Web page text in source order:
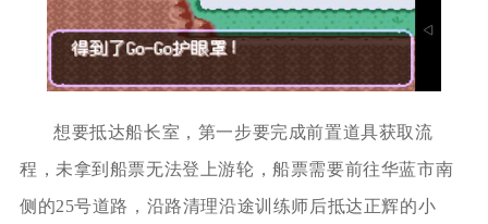
想要抵达船长室，第一步要完成前置道具获取流
程，未拿到船票无法登上游轮，船票需要前往华蓝市南
侧的25号道路，沿路清理沿途训练师后抵达正辉的小